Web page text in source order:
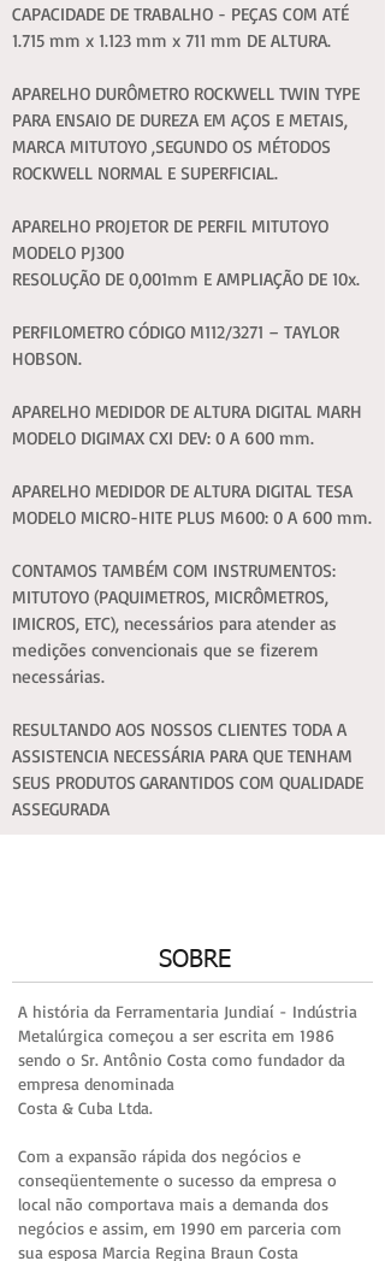
CAPACIDADE DE TRABALHO - PEÇAS COM ATÉ
1.715 mm x 1.123 mm x 711 mm DE ALTURA.
APARELHO DURÔMETRO ROCKWELL TWIN TYPE
PARA ENSAIO DE DUREZA EM AÇOS E METAIS,
MARCA MITUTOYO ,SEGUNDO OS MÉTODOS
ROCKWELL NORMAL E SUPERFICIAL.
APARELHO PROJETOR DE PERFIL MITUTOYO
MODELO PJ300
RESOLUÇÃO DE 0,001mm E AMPLIAÇÃO DE 10x.
PERFILOMETRO CÓDIGO M112/3271 – TAYLOR
HOBSON.
APARELHO MEDIDOR DE ALTURA DIGITAL MARH
MODELO DIGIMAX CXI DEV: 0 A 600 mm.
APARELHO MEDIDOR DE ALTURA DIGITAL TESA
MODELO MICRO-HITE PLUS M600: 0 A 600 mm.
CONTAMOS TAMBÉM COM INSTRUMENTOS:
MITUTOYO (PAQUIMETROS, MICRÔMETROS,
IMICROS, ETC), necessários para atender as
medições convencionais que se fizerem
necessárias.
RESULTANDO AOS NOSSOS CLIENTES TODA A
ASSISTENCIA NECESSÁRIA PARA QUE TENHAM
SEUS PRODUTOS GARANTIDOS COM QUALIDADE
ASSEGURADA
SOBRE
A história da Ferramentaria Jundiaí - Indústria
Metalúrgica começou a ser escrita em 1986
sendo o Sr. Antônio Costa como fundador da
empresa denominada
Costa & Cuba Ltda.
Com a expansão rápida dos negócios e
conseqüentemente o sucesso da empresa o
local não comportava mais a demanda dos
negócios e assim, em 1990 em parceria com
sua esposa Marcia Regina Braun Costa